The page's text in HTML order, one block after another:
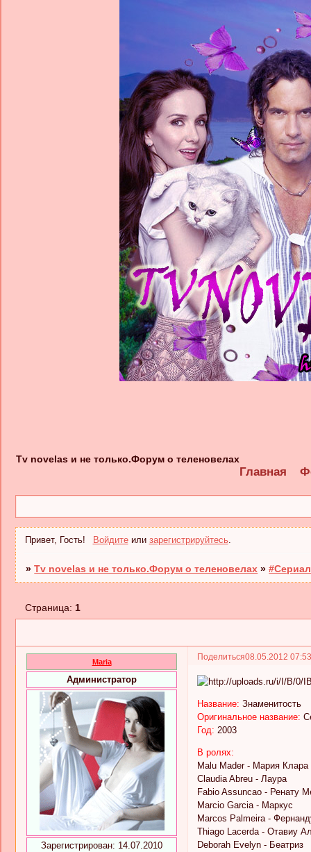
Tv novelas и не только.Форум о теленовелах
Главная
Привет, Гость! Войдитеили зарегистрируйтесь.
»Tv novelas и не только.Форум о теленовелах »
Страница:1
Поделиться08.05.2012
Maria
Администратор
Зарегистрирован: 14.07.2010
Название: Знаменитость
Оригинальное название:
Год: 2003
В ролях:
Malu Mader - Мария Клара
Claudia Abreu - Лаура
Fabio Assuncao - Ренату
Marcio Garcia - Маркус
Marcos Palmeira -
Thiago Lacerda - Отавиу
Deborah Evelyn - Беатриз